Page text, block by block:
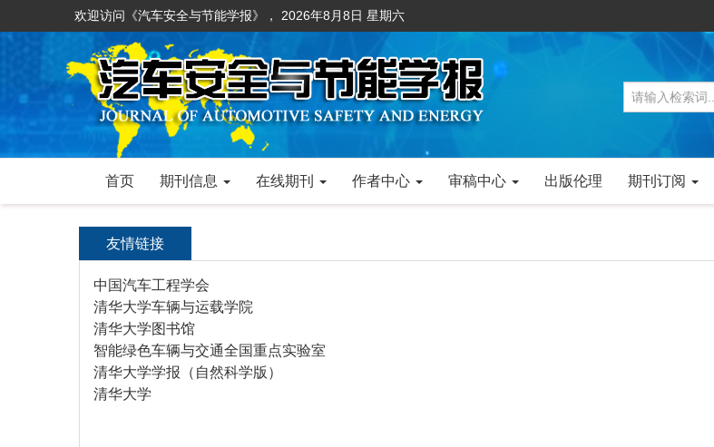
欢迎访问《汽车安全与节能学报》， 2026年8月8日 星期六
首页 期刊信息 在线期刊 作者中心 审稿中心 出版伦理 期刊订阅
友情链接
中国汽车工程学会
清华大学车辆与运载学院
清华大学图书馆
智能绿色车辆与交通全国重点实验室
清华大学学报（自然科学版）
清华大学